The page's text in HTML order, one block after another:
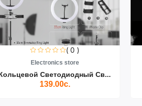
( 0 )
Electronics store
Светодиодный Св...
139.00с.